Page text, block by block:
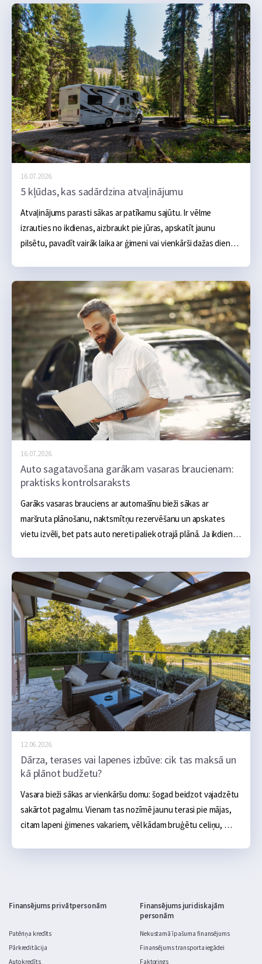
16.07.2026.
5 kļūdas, kas sadārdzina atvaļinājumu
Atvaļinājums parasti sākas ar patīkamu sajūtu. Ir vēlme
izrauties no ikdienas, aizbraukt pie jūras, apskatīt jaunu
pilsētu, pavadīt vairāk laika ar ģimeni vai vienkārši dažas dienas
praksē atvaļinājums bieži kļūst dārgāks nevis viena liela tēriņa
dēļ, bet vairāku mazu kļūdu dēļ, kas sakrājas kopā.
16.07.2026.
Auto sagatavošana garākam vasaras braucienam:
praktisks kontrolsaraksts
Garāks vasaras brauciens ar automašīnu bieži sākas ar
maršruta plānošanu, naktsmītņu rezervēšanu un apskates
vietu izvēli, bet pats auto nereti paliek otrajā plānā. Ja ikdienā
12.06.2026.
Dārza, terases vai lapenes izbūve: cik tas maksā un
kā plānot budžetu?
Vasara bieži sākas ar vienkāršu domu: šogad beidzot vajadzētu
sakārtot pagalmu. Vienam tas nozīmē jaunu terasi pie mājas,
citam lapeni ģimenes vakariem, vēl kādam bruģētu celiņu,
Finansējums privātpersonām
Patēriņa kredīts
Pārkreditācija
Auto kredīts
Finansējums juridiskajām
personām
Nekustamā īpašuma finansējums
Finansējums transporta iegādei
Faktorings